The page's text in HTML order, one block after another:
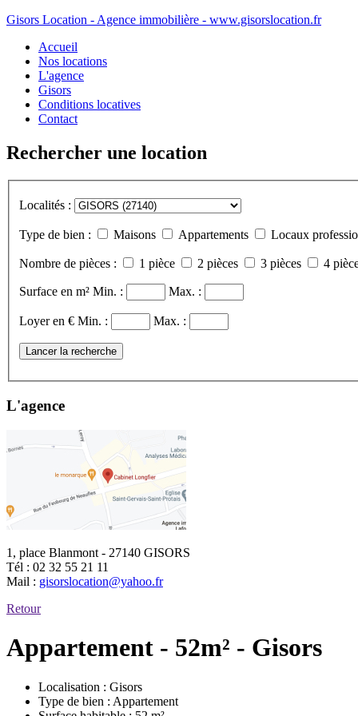
Gisors Location - Agence immobilière - www.gisorslocation.fr
Accueil
Nos locations
L'agence
Gisors
Conditions locatives
Contact
Rechercher une location
Localités :
Type de bien : Maisons Appartements Locaux
Nombre de pièces : 1 pièce 2 pièces 3 pièces 4
Surface en m² Min. : Max. :
Loyer en € Min. : Max. :
Lancer la recherche
L'agence
1, place Blanmont - 27140 GISORS
Tél : 02 32 55 21 11
Mail : gisorslocation@yahoo.fr
Retour
Appartement - 52m² - Gisors
Localisation : Gisors
Type de bien : Appartement